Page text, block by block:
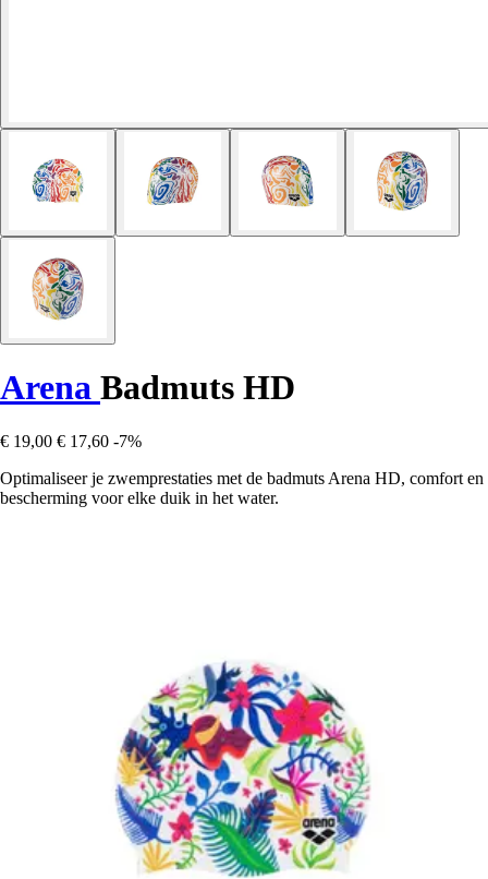
Arena Badmuts HD
€ 19,00 € 17,60 -7%
Optimaliseer je zwemprestaties met de badmuts Arena HD, comfort en
bescherming voor elke duik in het water.